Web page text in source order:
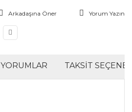
Arkadaşına Öner Yorum Yazın
YORUMLAR TAKSIT